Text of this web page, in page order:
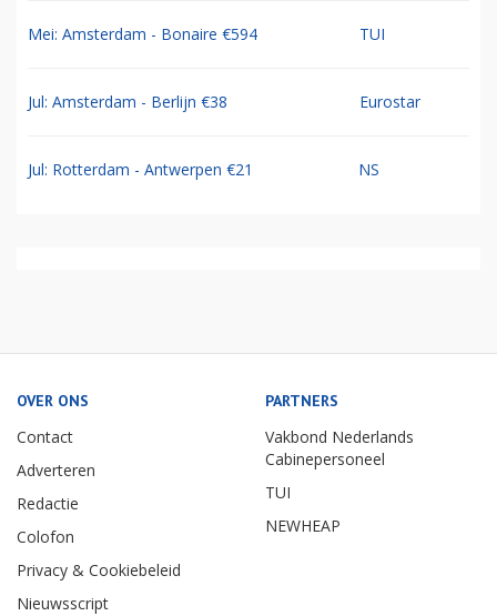
Mei: Amsterdam - Bonaire €594 TUI
Jul: Amsterdam - Berlijn €38 Eurostar
Jul: Rotterdam - Antwerpen €21 NS
OVER ONS
Contact
Adverteren
Redactie
Colofon
Privacy & Cookiebeleid
Nieuwsscript
PARTNERS
Vakbond Nederlands
Cabinepersoneel
TUI
NEWHEAP